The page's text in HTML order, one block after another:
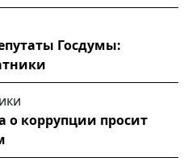
Госдумы:
о коррупции просит